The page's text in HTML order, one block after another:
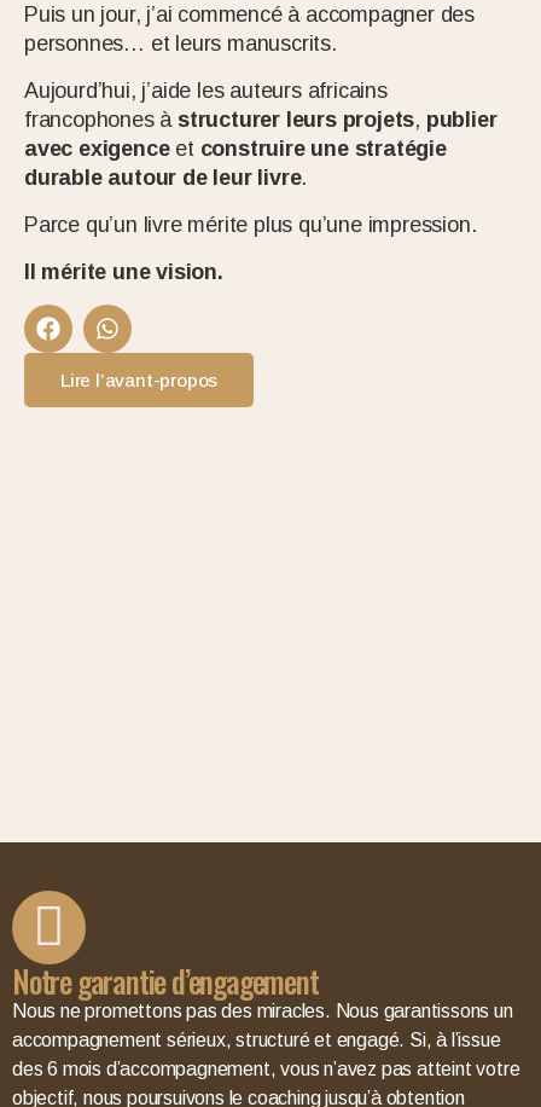
Puis un jour, j’ai commencé à accompagner des
personnes… et leurs manuscrits.
Aujourd’hui, j’aide les auteurs africains
francophones àstructurer leurs projets, publier
avec exigenceet construire une stratégie
durable autour de leur livre.
Parce qu’un livre mérite plus qu’une impression.
Il mérite une vision.
Lire l’avant-propos
Notre garantie d’engagement
Nous ne promettons pas des miracles. Nous garantissons un
accompagnement sérieux, structuré et engagé. Si, à l’issue
des 6 mois d’accompagnement, vous n’avez pas atteint votre
objectif, nous poursuivons le coaching jusqu’à obtention